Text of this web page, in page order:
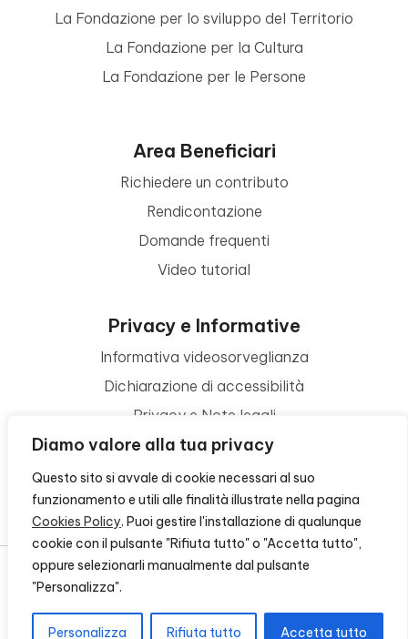
Diamo valore alla tua privacy
Questo sito si avvale di cookie necessari al suo
funzionamento e utili alle finalità illustrate nella pagina
Cookies Policy. Puoi gestire l'installazione di qualunque
cookie con il pulsante "Rifiuta tutto" o "Accetta tutto",
oppure selezionarli manualmente dal pulsante
"Personalizza".
Personalizza Rifiuta tutto Accetta tutto
La Fondazione per lo sviluppo del Territorio
La Fondazione per la Cultura
La Fondazione per le Persone
Area Beneficiari
Richiedere un contributo
Rendicontazione
Domande frequenti
Video tutorial
Privacy e Informative
Informativa videosorveglianza
Dichiarazione di accessibilità
Privacy e Note legali
Termini di utilizzo
Cookie policy
Contattaci
CREDITS